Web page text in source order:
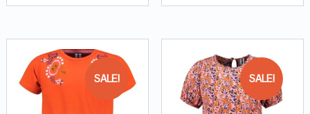
SALE! SALE!